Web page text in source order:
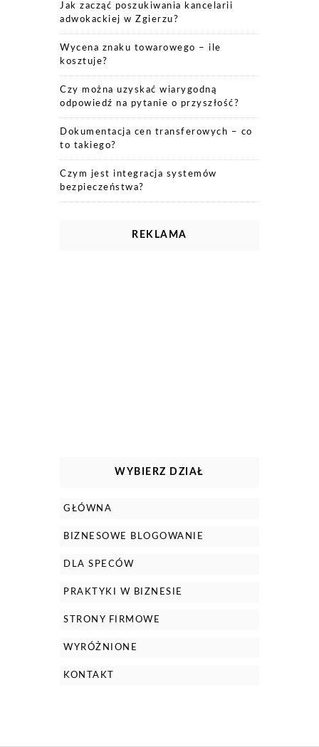
Jak zacząć poszukiwania kancelarii
adwokackiej w Zgierzu?
Wycena znaku towarowego – ile
kosztuje?
Czy można uzyskać wiarygodną
odpowiedź na pytanie o przyszłość?
Dokumentacja cen transferowych – co
to takiego?
Czym jest integracja systemów
bezpieczeństwa?
REKLAMA
WYBIERZ DZIAŁ
GŁÓWNA
BIZNESOWE BLOGOWANIE
DLA SPECÓW
PRAKTYKI W BIZNESIE
STRONY FIRMOWE
WYRÓŻNIONE
KONTAKT